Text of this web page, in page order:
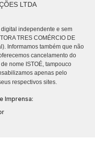
LTDA
digital independente e sem
TRES COMÉRCIO DE
Informamos também que não
cancelamento do
nome ISTOÉ, tampouco
apenas pelo
respectivos sites.
Imprensa: